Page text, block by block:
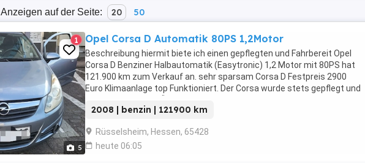
Anzeigen auf der Seite: 20 50
5
1 Opel Corsa D Automatik 80PS 1,2Motor
Beschreibung hiermit biete ich einen gepflegten und Fahrbereit Opel
Corsa D Benziner Halbautomatik (Easytronic) 1,2 Motor mit 80PS hat
121.900 km zum Verkauf an. sehr sparsam Corsa D Festpreis 2900
Euro Klimaanlage top Funktioniert. Der Corsa wurde stets gepflegt und
2008 | benzin | 121900 km
Rüsselsheim, Hessen, 65428
heute 06:05